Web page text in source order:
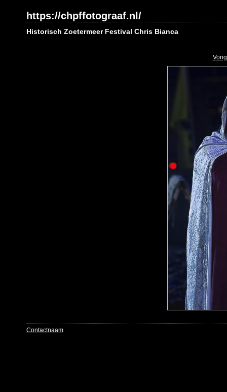
https://chpffotograaf.nl/
Historisch Zoetermeer Festival Chris Bianca
Contactnaam